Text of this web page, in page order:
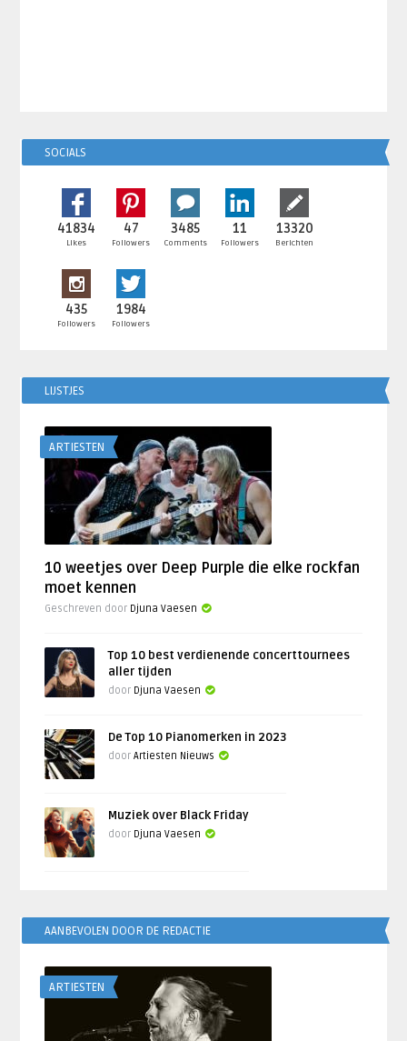
SOCIALS
41834
Likes
47
Followers
3485
Comments
11
Followers
13320
Berichten
435
Followers
1984
Followers
LIJSTJES
ARTIESTEN
10 weetjes over Deep Purple die elke rockfan
moet kennen
Geschreven door Djuna Vaesen
Top 10 best verdienende concerttournees
aller tijden
door Djuna Vaesen
De Top 10 Pianomerken in 2023
doorArtiesten Nieuws
Muziek over Black Friday
door Djuna Vaesen
AANBEVOLEN DOOR DE REDACTIE
ARTIESTEN